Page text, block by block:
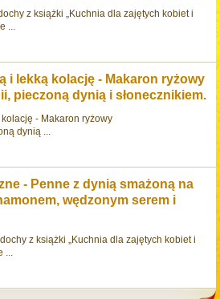
z książki „Kuchnia dla zajętych kobiet i
...
i lekką kolację - Makaron ryżowy
pieczoną dynią i słonecznikiem.
- Makaron ryżowy
dynią ...
- Penne z dynią smażoną na
wędzonym serem i
z książki „Kuchnia dla zajętych kobiet i
...